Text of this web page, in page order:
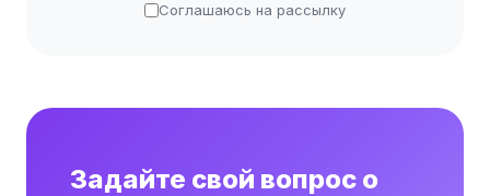
Соглашаюсь на рассылку
Задайте свой вопрос о